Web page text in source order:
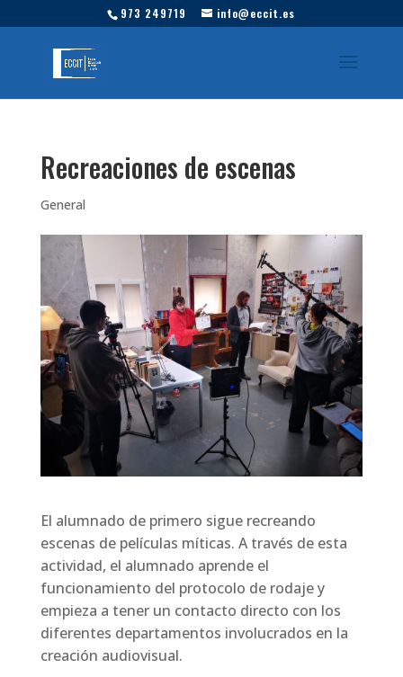
973 249719 info@eccit.es
Recreaciones de escenas
General
El alumnado de primero sigue recreando
escenas de películas míticas. A través de esta
actividad, el alumnado aprende el
funcionamiento del protocolo de rodaje y
empieza a tener un contacto directo con los
diferentes departamentos involucrados en la
creación audiovisual.